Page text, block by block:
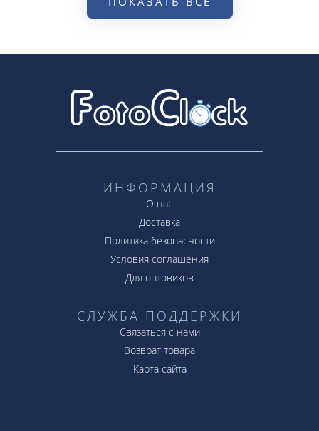
ИНФОРМАЦИЯ
О нас
Доставка
Политика безопасности
Условия соглашения
Для оптовиков
СЛУЖБА ПОДДЕРЖКИ
Связаться с нами
Возврат товара
Карта сайта